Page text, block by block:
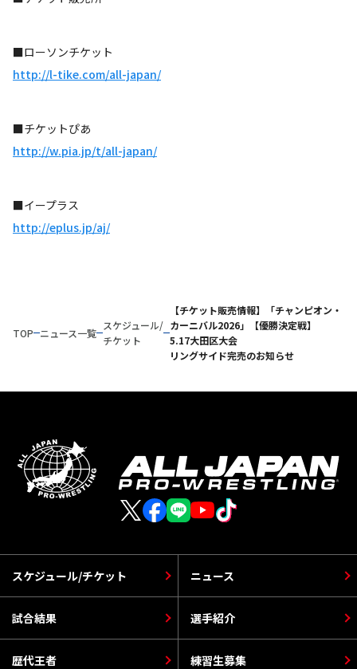
■ローソンチケット
http://l-tike.com/all-japan/
■チケットぴあ
http://w.pia.jp/t/all-japan/
■イープラス
http://eplus.jp/aj/
TOP ニュース一覧
スケジュール/
チケット
【チケット販売情報】「チャンピオン・
カーニバル2026」【優勝決定戦】
5.17大田区大会
リングサイド完売のお知らせ
スケジュール/チケット
選手紹介
ニュース
歴代王者
試合結果
練習生募集